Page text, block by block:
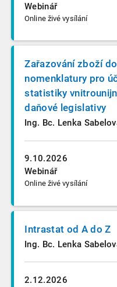
Webinář
Online živé vysílání
9.10.2026
Webinář
Online živé vysílání
Zařazování zboží
nomenklatury pro
statistiky
daňové legislativy
Ing. Bc. Lenka
2.12.2026
Intrastat od A do Z
Ing. Bc. Lenka